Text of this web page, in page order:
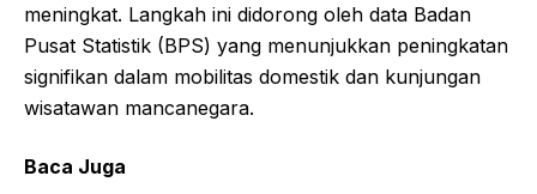
meningkat. Langkah ini didorong oleh data Badan
Pusat Statistik (BPS) yang menunjukkan peningkatan
signifikan dalam mobilitas domestik dan kunjungan
wisatawan mancanegara.
Baca Juga